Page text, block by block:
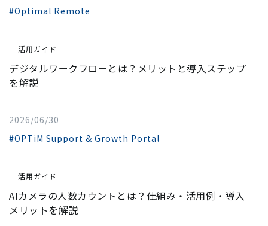
#Optimal Remote
活用ガイド
デジタルワークフローとは？メリットと導入ステップ
を解説
2026/06/30
#OPTiM Support & Growth Portal
活用ガイド
AIカメラの人数カウントとは？仕組み・活用例・導入
メリットを解説